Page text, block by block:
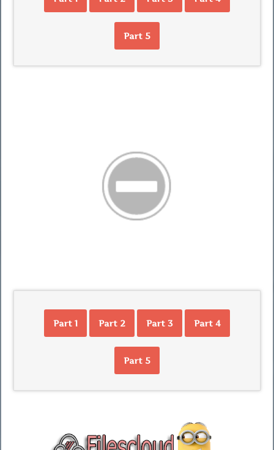
Part 5
Part 1 Part 2 Part 3 Part 4
Part 5